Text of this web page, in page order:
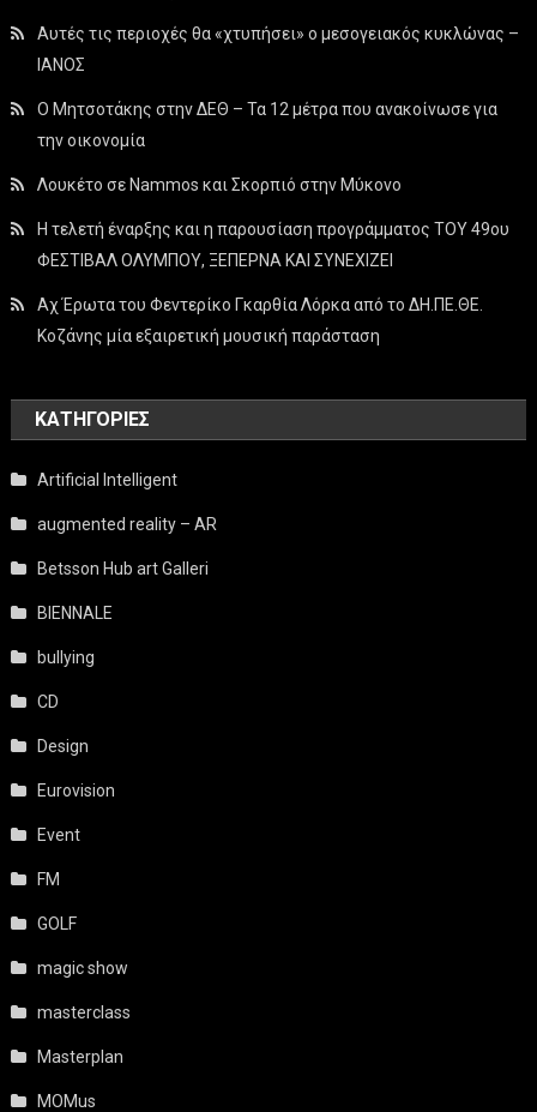
Αυτές τις περιοχές θα «χτυπήσει» ο μεσογειακός κυκλώνας –
ΙΑΝΟΣ
Ο Μητσοτάκης στην ΔΕΘ – Τα 12 μέτρα που ανακοίνωσε για
την οικονομία
Λουκέτο σε Nammos και Σκορπιό στην Μύκονο
Η τελετή έναρξης και η παρουσίαση προγράμματος ΤΟΥ 49ου
ΦΕΣΤΙΒΑΛ ΟΛΥΜΠΟΥ, ΞΕΠΕΡΝΑ ΚΑΙ ΣΥΝΕΧΙΖΕΙ
Αχ Έρωτα του Φεντερίκο Γκαρθία Λόρκα από το ΔΗ.ΠΕ.ΘΕ.
Κοζάνης μία εξαιρετική μουσική παράσταση
KΑΤΗΓΟΡΊΕΣ
Artificial Intelligent
augmented reality – AR
Betsson Hub art Galleri
BIENNALE
bullying
CD
Design
Eurovision
Event
FM
GOLF
magic show
masterclass
Masterplan
MOMus